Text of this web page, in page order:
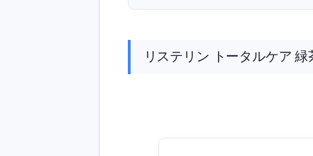
リステリン トータルケア 緑